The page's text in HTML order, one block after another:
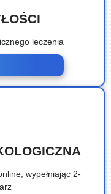
leczenia
wypełniając 2-